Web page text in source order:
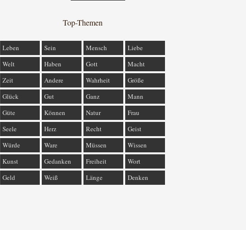
Top-Themen
Leben Sein Mensch
Liebe
Welt
Haben Gott
Macht
Zeit
Andere Wahrheit
Größe
Glück
Gut Ganz
Mann
Güte
Können Natur
Frau
Seele
Herz Recht
Geist
Würde
Ware Müssen
Wissen
Kunst
Gedanken Freiheit
Wort
Geld
Weiß Länge Denken